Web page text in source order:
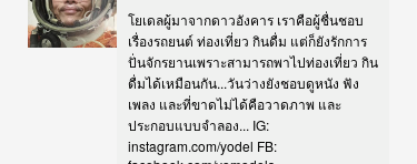
โยเดลผู้มาจากดาวอังคาร เราคือผู้ชื่นชอบ
เรื่องรถยนต์ ท่องเที่ยว กินดื่ม แต่ก็ยังรักการ
ปั่นจักรยานเพราะสามารถพาไปท่องเที่ยว กิน
ดื่มได้เหมือนกัน...วันว่างยังชอบดูหนัง ฟัง
เพลง และที่ขาดไม่ได้คือวาดภาพ และ
ประกอบแบบจำลอง... IG:
instagram.com/yodel FB: